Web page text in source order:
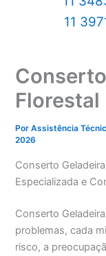
11
Florestal
PorAssistência
2026
Conserto
Especializada e
Conserto
problemas, cada
risco, a